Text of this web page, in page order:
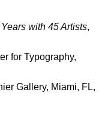
with 45 Artists,
for Typography,
Gallery, Miami, FL,